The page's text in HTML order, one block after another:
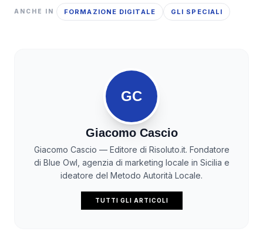
ANCHE IN FORMAZIONE DIGITALE GLI SPECIALI
GC
Giacomo Cascio
Giacomo Cascio — Editore di Risoluto.it. Fondatore
di Blue Owl, agenzia di marketing locale in Sicilia e
ideatore del Metodo Autorità Locale.
TUTTI GLI ARTICOLI